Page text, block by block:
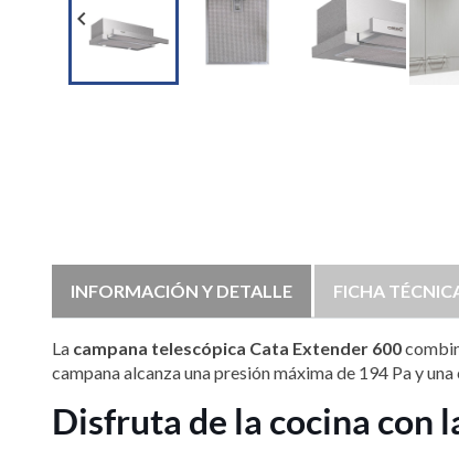

INFORMACIÓN Y DETALLE FICHA
La campana telescópica Cata Extender 600
campana alcanza una presión máxima de 194 Pa y
Disfruta de la cocina con